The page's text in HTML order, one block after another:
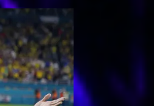
JOB’
LAGU
BRAZIL
VIRAL
DI
KANCAH
INTERNASIONAL